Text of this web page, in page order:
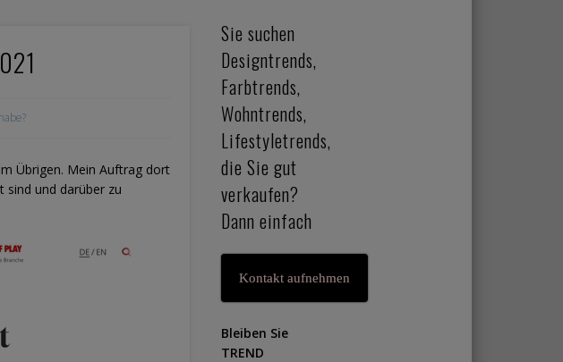
Übrigen. Mein Auftrag dort
sind und darüber zu
Sie suchen
Designtrends,
Farbtrends,
Wohntrends,
Lifestyletrends,
die Sie gut
verkaufen?
Dann einfach
Kontakt aufnehmen
Bleiben Sie
TREND